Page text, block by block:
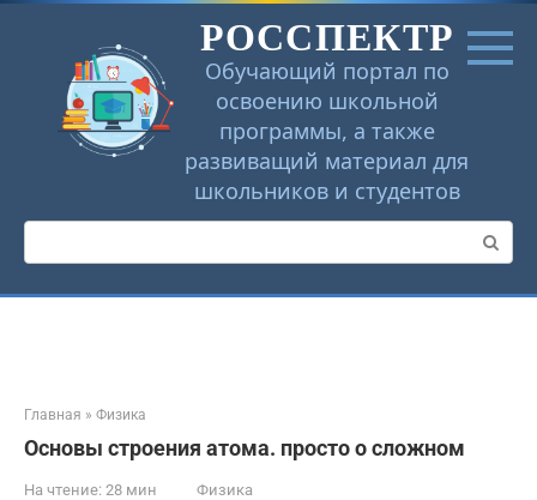
Перейти
РОССПЕКТР
Обучающий портал по
освоению школьной
программы, а также
развиващий материал для
школьников и студентов
Поиск:
Главная » Физика
Основы строения атома. просто о сложном
На чтение: 28 мин Физика